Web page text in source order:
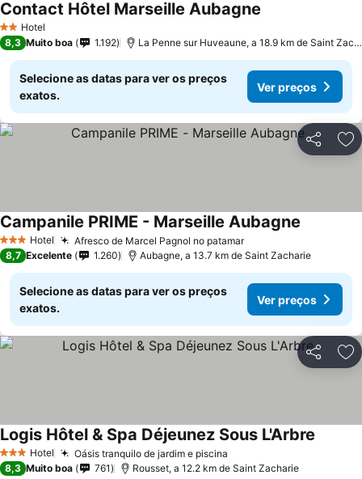
2 Estrelas
Hotel
Contact Hôtel Marseille Aubagne
8,3 Muito boa 1.192 La Penne sur Huveaune, a 18.9 km de Saint
Selecione as datas para ver os preços
exatos.
Ver preços
Partilhar
3 EstrelasHotel Afresco de Marcel Pagnol no patamarVer preços
Campanile PRIME - Marseille Aubagne
8,7 Excelente 1.260 Aubagne, a 13.7 km de Saint Zacharie
Selecione as datas para ver os preços
exatos.
Ver preços
Partilhar
3 EstrelasHotel Oásis tranquilo de jardim e piscina
Logis Hôtel & Spa Déjeunez Sous L'Arbre
8,3 Muito boa 761 Rousset, a 12.2 km de Saint Zacharie